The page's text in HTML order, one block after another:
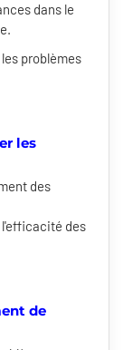
dans le
problèmes
les
des
des
de